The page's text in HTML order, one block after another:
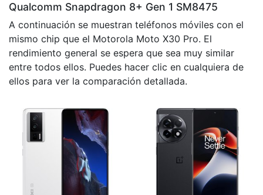
Qualcomm Snapdragon 8+ Gen 1 SM8475
A continuación se muestran teléfonos móviles con el
mismo chip que el Motorola Moto X30 Pro. El
rendimiento general se espera que sea muy similar
entre todos ellos. Puedes hacer clic en cualquiera de
ellos para ver la comparación detallada.